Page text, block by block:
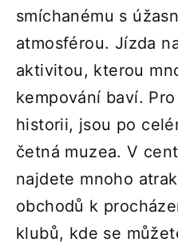
smíchanému s
atmosférou. Jízda
aktivitou, kterou
kempování baví.
historii, jsou po
četná muzea. V
najdete mnoho
obchodů k
klubů, kde se